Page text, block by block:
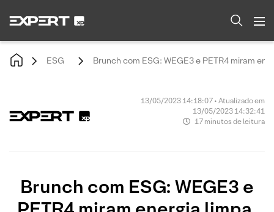
ESG Brunch com ESG: WEGE3 e PETR4 miram
13/05/2023 14:18:07 • Atualizado em
13/05/2023 14:32:41
17 minutos de leitura
Brunch com ESG: WEGE3 e